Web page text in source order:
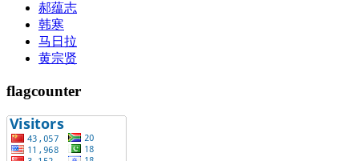
郝蕴志
韩寒
马日拉
黄宗贤
flagcounter